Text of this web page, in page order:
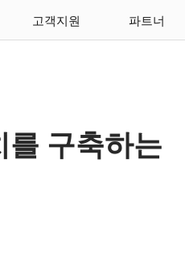
고객지원 파트너
구축하는